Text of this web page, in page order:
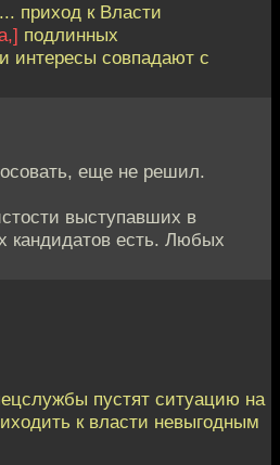
приход к Власти
подлинных
интересы совпадают с
еще не решил.
выступавших в
кандидатов есть. Любых
пустят ситуацию на
к власти невыгодным